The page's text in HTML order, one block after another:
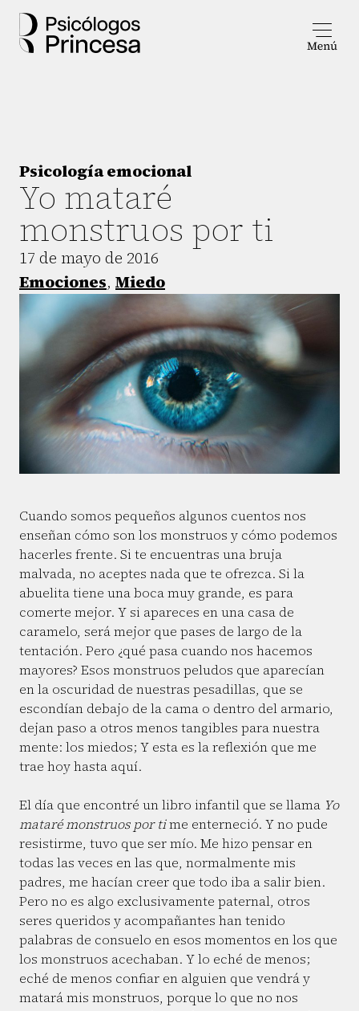
Psicología emocional
Yo mataré
monstruos por ti
17 de mayo de 2016
Emociones, Miedo
Cuando somos pequeños algunos cuentos nos
enseñan cómo son los monstruos y cómo podemos
hacerles frente. Si te encuentras una bruja
malvada, no aceptes nada que te ofrezca. Si la
abuelita tiene una boca muy grande, es para
comerte mejor. Y si apareces en una casa de
caramelo, será mejor que pases de largo de la
tentación. Pero ¿qué pasa cuando nos hacemos
mayores? Esos monstruos peludos que aparecían
en la oscuridad de nuestras pesadillas, que se
escondían debajo de la cama o dentro del armario,
dejan paso a otros menos tangibles para nuestra
mente: los miedos; Y esta es la reflexión que me
trae hoy hasta aquí.
El día que encontré un libro infantil que se llama Yo
mataré monstruos por time enterneció. Y no pude
resistirme, tuvo que ser mío. Me hizo pensar en
todas las veces en las que, normalmente mis
padres, me hacían creer que todo iba a salir bien.
Pero no es algo exclusivamente paternal, otros
seres queridos y acompañantes han tenido
palabras de consuelo en esos momentos en los que
los monstruos acechaban. Y lo eché de menos;
eché de menos confiar en alguien que vendrá y
matará mis monstruos, porque lo que no nos